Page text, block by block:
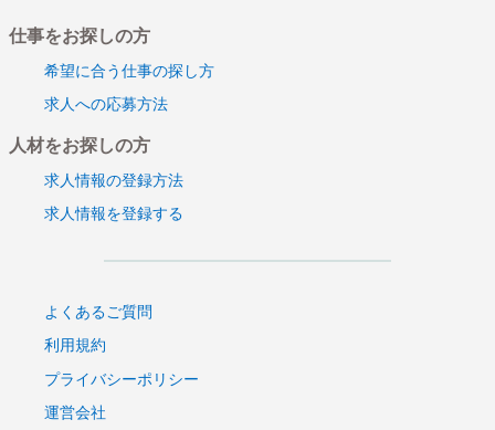
仕事をお探しの方
希望に合う仕事の探し方
求人への応募方法
人材をお探しの方
求人情報の登録方法
求人情報を登録する
よくあるご質問
利用規約
プライバシーポリシー
運営会社